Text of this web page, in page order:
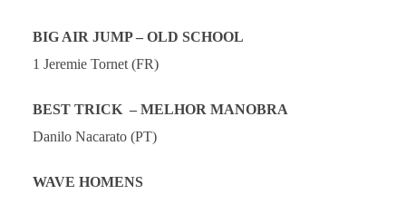
BIG AIR JUMP – OLD SCHOOL
1 Jeremie Tornet (FR)
BEST TRICK – MELHOR MANOBRA
Danilo Nacarato (PT)
WAVE HOMENS